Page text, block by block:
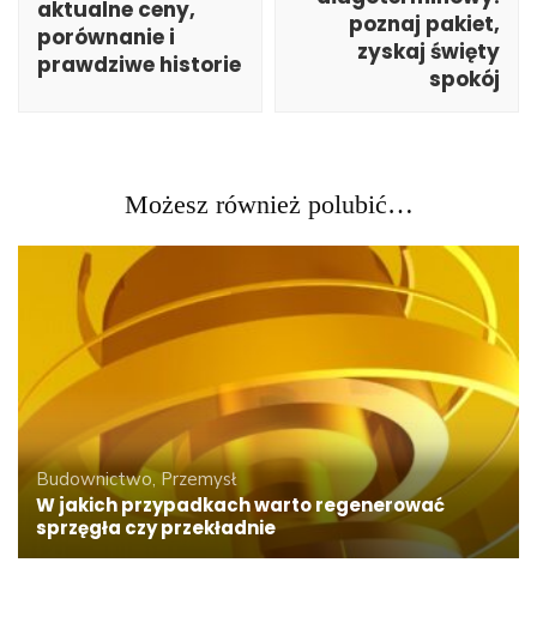
aktualne ceny,
porównanie i
prawdziwe historie
poznaj pakiet,
zyskaj święty
spokój
Możesz również polubić…
Budownictwo, Przemysł
W jakich przypadkach warto regenerować
sprzęgła czy przekładnie